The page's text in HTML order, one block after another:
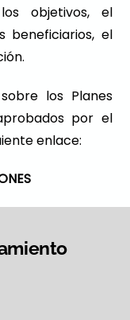
objetivos, el
beneficiarios, el
los Planes
por el
enlace: